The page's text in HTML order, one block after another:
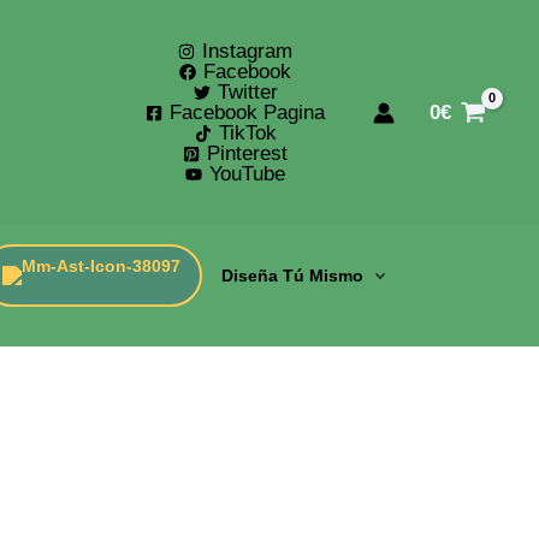
Instagram
Facebook
Twitter
Facebook Pagina
TikTok
Pinterest
YouTube
0€
Diseña Tú Mismo